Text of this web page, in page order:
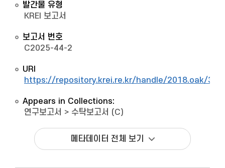
발간물 유형
KREI 보고서
보고서 번호
C2025-44-2
URI
https://repository.krei.re.kr/handle/2018.oak/
Appears in Collections:
연구보고서 > 수탁보고서 (C)
메타데이터 전체 보기